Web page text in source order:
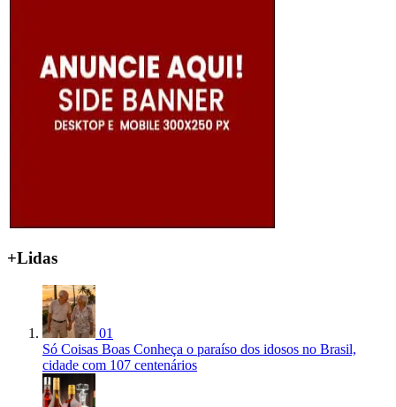
+Lidas
01
Só Coisas Boas Conheça o paraíso dos idosos no Brasil,
cidade com 107 centenários